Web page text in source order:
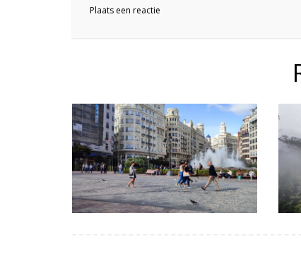
Plaats een reactie